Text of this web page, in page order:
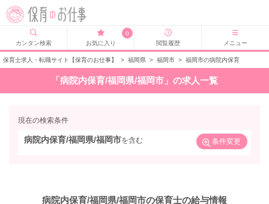
カンタン検索
0
お気に入り
閲覧履歴 メニュー
保育士求人・転職サイト【保育のお仕事】 > 福岡県 > 福岡市 > 福岡市の病院内保育
「病院内保育/福岡県/福岡市」の求人一覧
現在の検索条件
病院内保育/福岡県/福岡市を含む 条件変更
病院内保育/福岡県/福岡市の保育士の給与情報